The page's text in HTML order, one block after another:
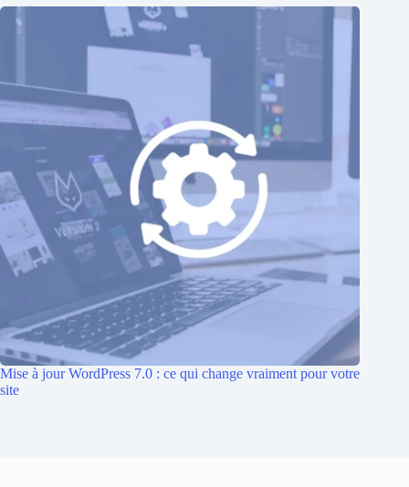
Mise à jour WordPress 7.0 : ce qui change vraiment pour votre
site